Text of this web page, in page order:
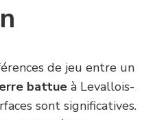
de jeu entre un
battue à Levallois-
sont significatives.